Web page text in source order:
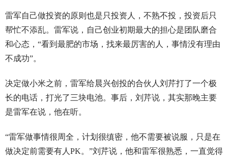
雷军自己做投资的原则也是只投资人，不熟不投，投资后只
帮忙不添乱。雷军说，自己创业初期最大的担心是团队磨合
和心态，“看到最肥的市场，找来最厉害的人，事情没有理由
不成功”。
决定做小米之前，雷军给晨兴创投的合伙人刘芹打了一个极
长的电话，打光了三块电池。事后，刘芹说，其实那晚主要
是雷军在说，他在听。
“雷军做事情很周全，计划很缜密，他不需要被说服，只是在
做决定前需要有人PK。”刘芹说，他和雷军很熟悉，一直觉得